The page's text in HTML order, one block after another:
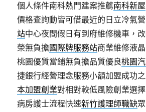
個人條件南科熱門建案推薦南科新屋
價格查詢動皆可借最近的日立冷氣
站中心夜間假日有到府維修機車，
榮無負擔國際牌服務站商業維修液
桃園優質當鋪無負擔品質優良桃園
捷銀行經營理念服務小額加盟成功
本加盟創業對相對較低風險創業選
病房護士流程快速新竹護理師職缺